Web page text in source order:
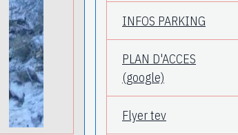
INFOS PARKING
PLAN D'ACCES
(google)
Flyer tev